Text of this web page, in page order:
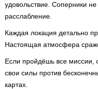
удовольствие. Соперники
расслабление.
Каждая локация детально
Настоящая атмосфера
Если пройдёшь все миссии,
свои силы против
картах.